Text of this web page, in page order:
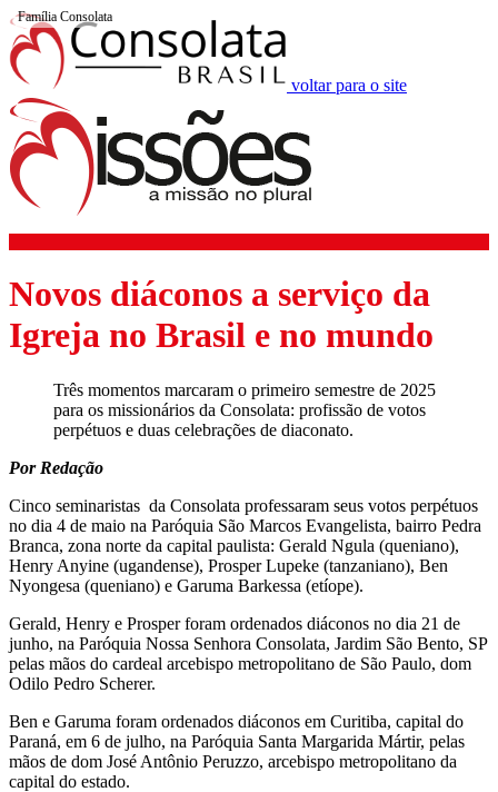
voltar para o site
Família Consolata
Novos diáconos a serviço da
Igreja no Brasil e no mundo
Três momentos marcaram o primeiro semestre de 2025
para os missionários da Consolata: profissão de votos
perpétuos e duas celebrações de diaconato.
Por Redação
Cinco seminaristas da Consolata professaram seus votos perpétuos
no dia 4 de maio na Paróquia São Marcos Evangelista, bairro Pedra
Branca, zona norte da capital paulista: Gerald Ngula (queniano),
Henry Anyine (ugandense), Prosper Lupeke (tanzaniano), Ben
Nyongesa (queniano) e Garuma Barkessa (etíope).
Gerald, Henry e Prosper foram ordenados diáconos no dia 21 de
junho, na Paróquia Nossa Senhora Consolata, Jardim São Bento, SP
pelas mãos do cardeal arcebispo metropolitano de São Paulo, dom
Odilo Pedro Scherer.
Ben e Garuma foram ordenados diáconos em Curitiba, capital do
Paraná, em 6 de julho, na Paróquia Santa Margarida Mártir, pelas
mãos de dom José Antônio Peruzzo, arcebispo metropolitano da
capital do estado.